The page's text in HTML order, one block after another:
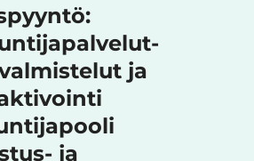
ja
ja